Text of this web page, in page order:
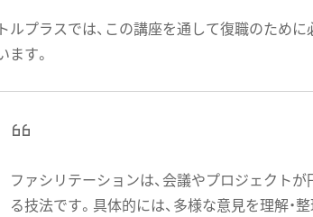
ルプラスでは、この講座を通して復職のため
ます。
ファシリテーションは、会議やプロジェクト
る技法です。具体的には、多様な意見を理解・